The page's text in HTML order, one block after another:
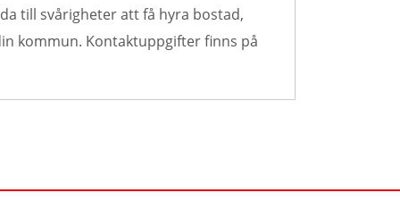
till svårigheter att få hyra bostad,
kommun. Kontaktuppgifter finns på